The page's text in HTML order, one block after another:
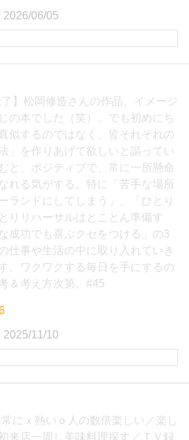
2026/06/05
了】松岡修造さんの作品。イメージ
の本でした（笑）。でも初めにち
似するのではなく、皆それぞれの
」を作りあげて欲しいと謳ってい
と、ポジティブで、常に一所懸命
れる気がする。特に「苦手な場所
ランドにしてしまう」、「ひとり
りリハーサルはとことん準備す
成功でも喜ぶクセをつける」の3
仕事や生活の中に取り入れていき
。ワクワクする毎日を手にするの
＆考え方次第。#45
2025/11/10
にｘ熱いｏ人の数倍楽しい／楽し
来店一周し美味料理探す／ＴＶ録